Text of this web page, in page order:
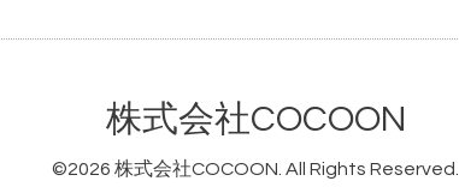
株式会社COCOON
©2026 株式会社COCOON. All Rights Reserved.